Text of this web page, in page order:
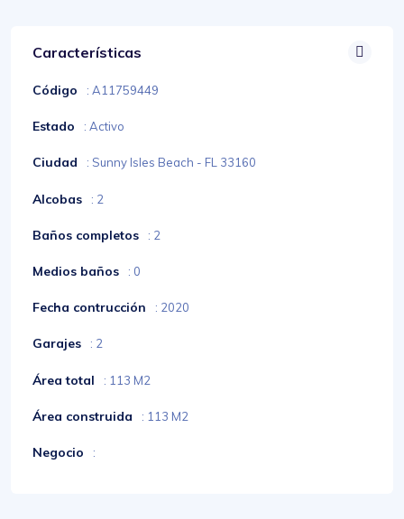
Características
Código : A11759449
Estado : Activo
Ciudad : Sunny Isles Beach - FL 33160
Alcobas : 2
Baños completos : 2
Medios baños : 0
Fecha contrucción : 2020
Garajes : 2
Área total : 113 M2
Área construida : 113 M2
Negocio :